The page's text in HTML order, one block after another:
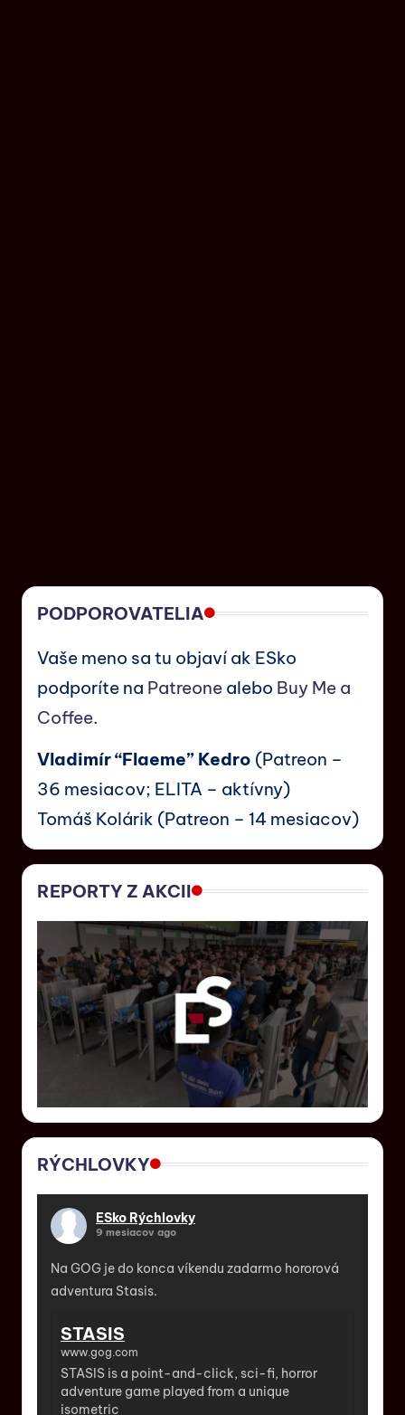
PODPOROVATELIA
Vaše meno sa tu objaví ak ESko
podporíte na Patreone alebo Buy Me a
Coffee.
Vladimír “Flaeme” Kedro (Patreon –
36 mesiacov; ELITA – aktívny)
Tomáš Kolárik (Patreon – 14 mesiacov)
REPORTY Z AKCII
RÝCHLOVKY
ESko Rýchlovky
9 mesiacov ago
Na GOG je do konca víkendu zadarmo hororová
adventura Stasis.
STASIS
www.gog.com
STASIS is a point-and-click, sci-fi, horror
adventure game played from a unique
isometric